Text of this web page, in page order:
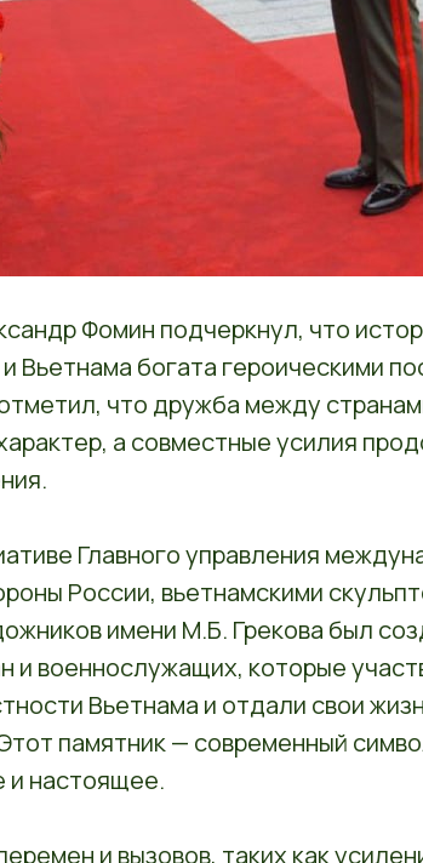
Фомин подчеркнул, что
Вьетнама богата героическими
что дружба между
а совместные усилия
Главного управления
России, вьетнамскими
имени М.Б. Грекова был
и военнослужащих, которые
Вьетнама и отдали свои
памятник — современный
настоящее.
и вызовов, таких как